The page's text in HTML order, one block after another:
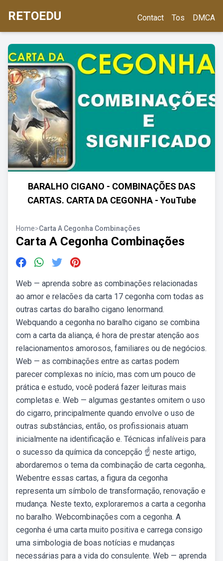
RETOEDU Contact Tos DMCA
BARALHO CIGANO - COMBINAÇÕES DAS
CARTAS. CARTA DA CEGONHA - YouTube
Home>Carta A Cegonha Combinações
Carta A Cegonha Combinações
Web — aprenda sobre as combinações relacionadas
ao amor e relacões da carta 17 cegonha com todas as
outras cartas do baralho cigano lenormand.
Webquando a cegonha no baralho cigano se combina
com a carta da aliança, é hora de prestar atenção aos
relacionamentos amorosos, familiares ou de negócios.
Web — as combinações entre as cartas podem
parecer complexas no início, mas com um pouco de
prática e estudo, você poderá fazer leituras mais
completas e. Web — algumas gestantes omitem o uso
do cigarro, principalmente quando envolve o uso de
outras substâncias, então, os profissionais atuam
inicialmente na identificação e. Técnicas infalíveis para
o sucesso da química da concepção ☝ neste artigo,
abordaremos o tema da combinação de carta cegonha,.
Webentre essas cartas, a figura da cegonha
representa um símbolo de transformação, renovação e
mudança. Neste texto, exploraremos a carta a cegonha
no baralho. Webcombinações com a cegonha. A
cegonha é uma carta muito positiva e carrega consigo
uma simbologia de boas notícias e mudanças
necessárias para a vida do consulente. Web — aprenda